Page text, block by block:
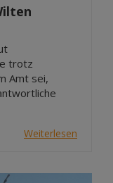
trotz
Amt sei,
Weiterlesen